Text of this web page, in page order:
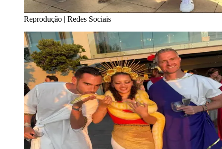
Reprodução | Redes Sociais